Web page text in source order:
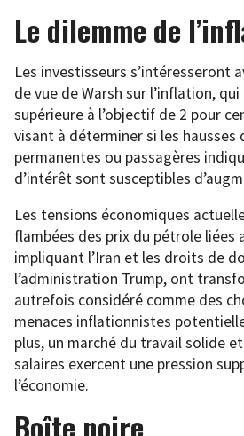
Le dilemme de
Les investisseurs s’intéresseront
de vue de Warsh sur l’inflation,
supérieure à l’objectif de 2 pour
visant à déterminer si les hausses
permanentes ou passagères
d’intérêt sont susceptibles
Les tensions économiques
flambées des prix du pétrole liées
impliquant l’Iran et les droits de
l’administration Trump, ont
autrefois considéré comme des
menaces inflationnistes
plus, un marché du travail solide
salaires exercent une pression
l’économie.
Boîte noire